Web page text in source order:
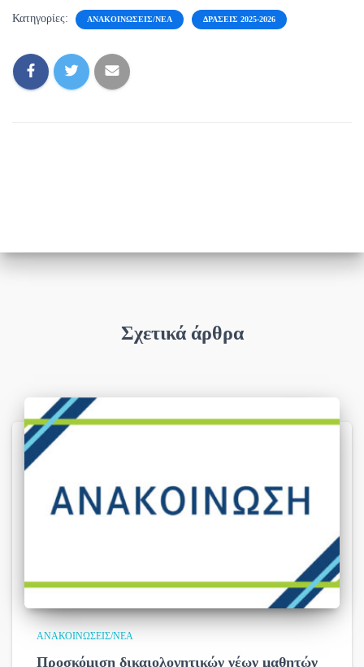
Κατηγορίες: ΑΝΑΚΟΙΝΏΣΕΙΣ/ΝΈΑ ΔΡΆΣΕΙΣ 2025-2026
Σχετικά άρθρα
ΑΝΑΚΟΙΝΏΣΕΙΣ/ΝΈΑ
Προσκόμιση δικαιολογητικών νέων μαθητών